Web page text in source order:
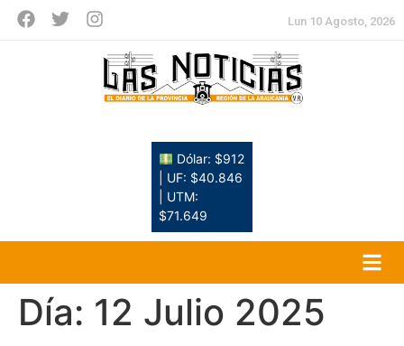
Lun 10 Agosto, 2026
Dólar: $912
| UF: $40.846
| UTM:
$71.649
Día: 12 Julio 2025